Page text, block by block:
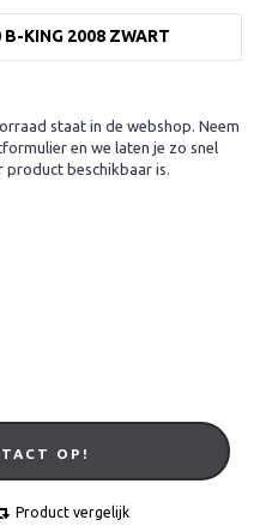
B-KING 2008 ZWART
staat in de webshop. Neem
en we laten je zo snel
beschikbaar is.
OP!
Product vergelijk